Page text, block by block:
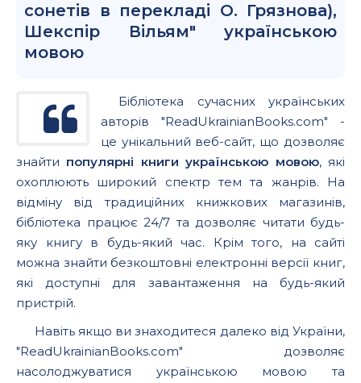
сонетів в перекладі О. Грязнова),
Шекспір Вільям" українською
мовою
Бібліотека сучасних українських
авторів "ReadUkrainianBooks.com" -
це унікальний веб-сайт, що дозволяє
знайти популярні книги українською мовою, які
охоплюють широкий спектр тем та жанрів. На
відміну від традиційних книжкових магазинів,
бібліотека працює 24/7 та дозволяє читати будь-
яку книгу в будь-який час. Крім того, на сайті
можна знайти безкоштовні електронні версії книг,
які доступні для завантаження на будь-який
пристрій.
Навіть якщо ви знаходитеся далеко від України,
"ReadUkrainianBooks.com" дозволяє
насолоджуватися українською мовою та